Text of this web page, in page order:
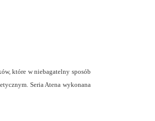
które w niebagatelny sposób
Seria Atena wykonana